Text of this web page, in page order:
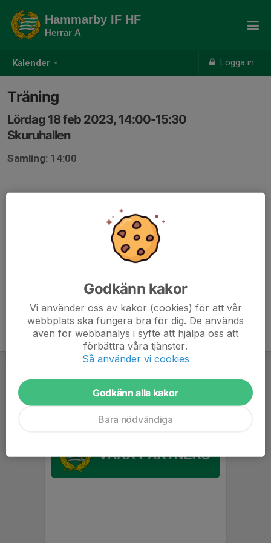
Kalender Logga in
Hammarby IF HF
Herrar A
Träning
Lördag 18 feb 2023, 14:00-15:30
Skuruhallen
Samling: 14:00
Godkänn kakor
Vi använder oss av kakor (cookies) för att vår
webbplats ska fungera bra för dig. De används
även för webbanalys i syfte att hjälpa oss att
förbättra våra tjänster.
Så använder vi cookies
Godkänn alla kakor
Bara nödvändiga